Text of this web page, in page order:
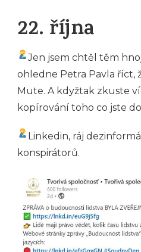
22. října
Jen jsem chtěl těm
ohledne Petra Pavla říct,
Mute. A kdyžtak zkuste
kopírování toho co jste
Linkedin, ráj
konspirátorů.